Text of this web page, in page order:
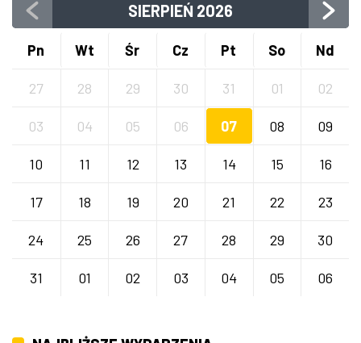
SIERPIEŃ 2026
Pn Wt Śr Cz Pt So Nd
27 28 29 30 31 01 02
03 04 05 06 07 08 09
10 11 12 13 14 15 16
17 18 19 20 21 22 23
24 25 26 27 28 29 30
31 01 02 03 04 05 06